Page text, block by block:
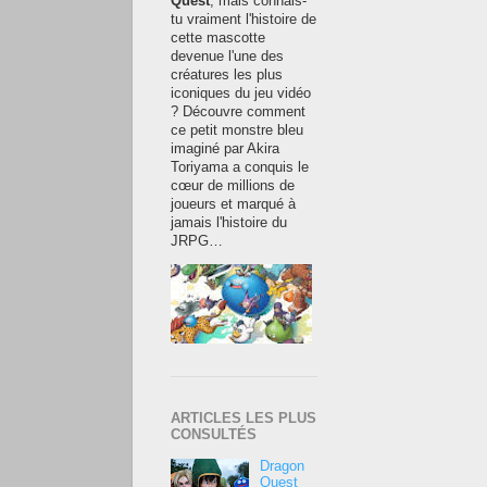
tu vraiment l'histoire de
cette mascotte
devenue l'une des
créatures les plus
iconiques du jeu vidéo
? Découvre comment
ce petit monstre bleu
imaginé par Akira
Toriyama a conquis le
cœur de millions de
joueurs et marqué à
jamais l'histoire du
JRPG…
ARTICLES LES PLUS
CONSULTÉS
Dragon
Quest